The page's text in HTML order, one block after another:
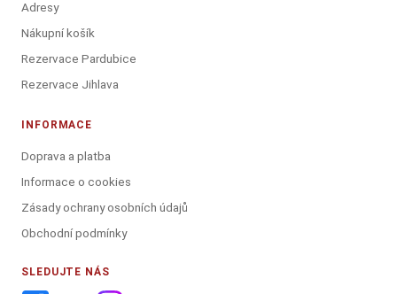
Adresy
Nákupní košík
Rezervace Pardubice
Rezervace Jihlava
INFORMACE
Doprava a platba
Informace o cookies
Zásady ochrany osobních údajů
Obchodní podmínky
SLEDUJTE NÁS